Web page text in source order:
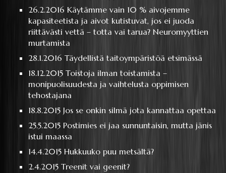
26.2.2016Käytämme vain 10 % aivojemme
kapasiteetista ja aivot kutistuvat, jos ei juoda
riittävästi vettä – totta vai tarua? Neuromyyttien
murtamista
28.1.2016Täydellistä taitoympäristöä etsimässä
18.12.2015Toistoja ilman toistamista –
monipuolisuudesta ja vaihtelusta oppimisen
tehostajana
18.8.2015 Jos se onkin silmä jota kannattaa opettaa
25.5.2015Postimies ei jaa sunnuntaisin, mutta jänis
istui maassa
14.4.2015 Hukkuuko puu metsältä?
2.4.2015Treenit vai geenit?